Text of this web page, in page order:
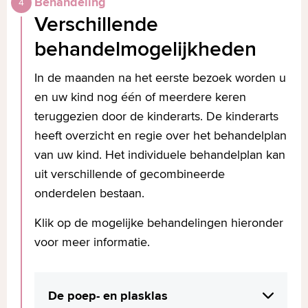
belangrijke rol bij het plassen en poepen.
Normaal gesproken zijn deze spieren
ontspannen. Zij moeten kunnen
aanspannen wanneer er plas of poep
opgehouden moet worden en weer
volledig kunnen ontspannen wanneer er
geplast en gepoept wordt. Bij kinderen
met plas- en poepproblemen werken de
bekkenbodemspieren vaak te hard en
zullen ze vooral moeten leren deze te
ontspannen. Of de spieren werken niet
op het juiste moment.
onderzoekt de bekkenbodem, na
Verschillende
behandelmogelijkheden
In de maanden na het eerste bezoek worden u
en uw kind nog één of meerdere keren
teruggezien door de kinderarts. De kinderarts
heeft overzicht en regie over het behandelplan
van uw kind. Het individuele behandelplan kan
uit verschillende of gecombineerde
onderdelen bestaan.
Klik op de mogelijke behandelingen hieronder
voor meer informatie.
De poep- en plasklas